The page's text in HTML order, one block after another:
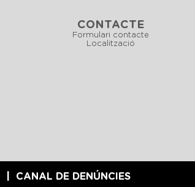
CONTACTE
Formulari contacte
Localització
CANAL DE DENÚNCIES